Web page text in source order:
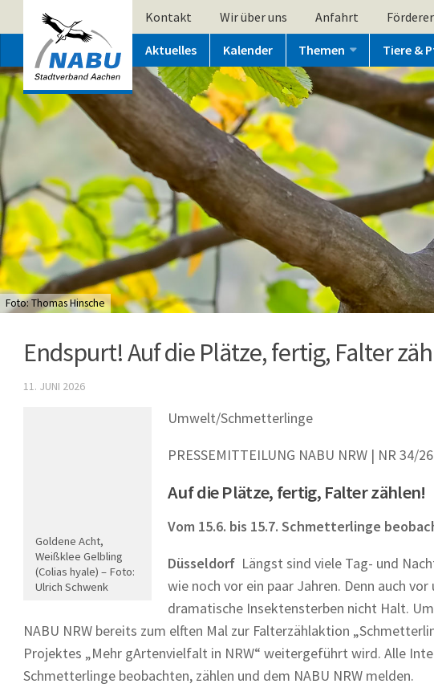
Kontakt Wir über uns Anfahrt
Aktuelles Kalender Themen Tiere &
Foto: Thomas Hinsche
Endspurt! Auf die Plätze, fertig, Falter
11. JUNI 2026
Goldene Acht,
Weißklee Gelbling
(Colias hyale) – Foto:
Ulrich Schwenk
Umwelt/Schmetterlinge
PRESSEMITTEILUNG NABU NRW | NR 34/
Auf die Plätze, fertig, Falter zählen!
Vom 15.6. bis 15.7. Schmetterlinge
Düsseldorf Längst sind viele Tag- und
wie noch vor ein paar Jahren. Denn auch
dramatische Insektensterben nicht Halt.
NABU NRW bereits zum elften Mal zur Falterzählaktion
Projektes „Mehr gArtenvielfalt in NRW“ weitergeführt wird. Alle
Schmetterlinge beobachten, zählen und dem NABU NRW melden.